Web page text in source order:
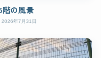
階の風景
2026年7月31日